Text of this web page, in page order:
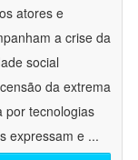
atores e
a crise da
social
da extrema
por tecnologias
expressam e ...